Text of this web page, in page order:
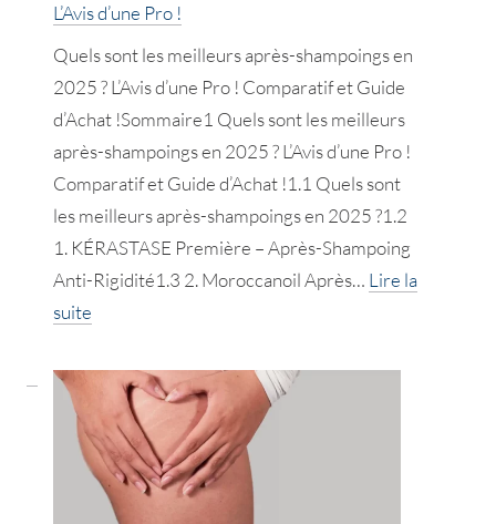
L’Avis d’une Pro !
Quels sont les meilleurs après-shampoings en
2025 ? L’Avis d’une Pro ! Comparatif et Guide
d’Achat !Sommaire1 Quels sont les meilleurs
après-shampoings en 2025 ? L’Avis d’une Pro !
Comparatif et Guide d’Achat !1.1 Quels sont
les meilleurs après-shampoings en 2025 ?1.2
1. KÉRASTASE Première – Après-Shampoing
Anti-Rigidité1.3 2. Moroccanoil Après… Lire la
suite
meilleurs
après-
shampoings
en
2025